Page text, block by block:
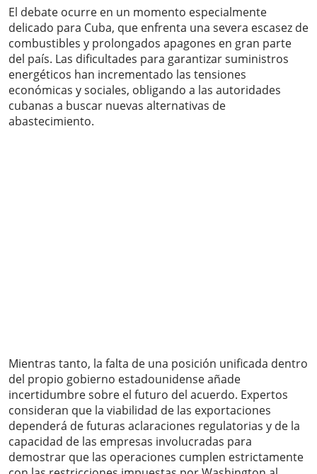
El debate ocurre en un momento especialmente
delicado para Cuba, que enfrenta una severa escasez de
combustibles y prolongados apagones en gran parte
del país. Las dificultades para garantizar suministros
energéticos han incrementado las tensiones
económicas y sociales, obligando a las autoridades
cubanas a buscar nuevas alternativas de
abastecimiento.
Mientras tanto, la falta de una posición unificada dentro
del propio gobierno estadounidense añade
incertidumbre sobre el futuro del acuerdo. Expertos
consideran que la viabilidad de las exportaciones
dependerá de futuras aclaraciones regulatorias y de la
capacidad de las empresas involucradas para
demostrar que las operaciones cumplen estrictamente